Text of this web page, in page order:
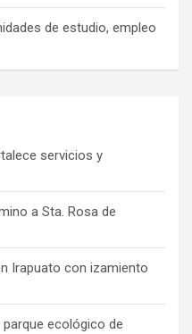
de estudio, empleo
servicios y
a Sta. Rosa de
Irapuato con izamiento
ecológico de